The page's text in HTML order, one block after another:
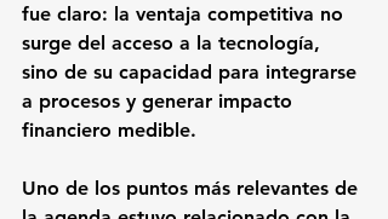
fue claro: la ventaja competitiva no
surge del acceso a la tecnología,
sino de su capacidad para integrarse
a procesos y generar impacto
financiero medible.
Uno de los puntos más relevantes de